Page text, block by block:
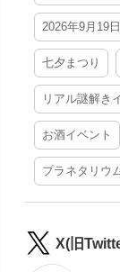
2026年9月19
七夕まつり
リアル謎解き
お酒イベント
プラネタリウ
X(旧